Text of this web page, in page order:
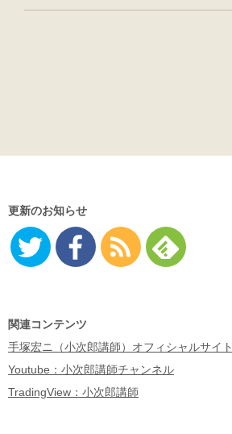
更新のお知らせ
関連コンテンツ
手塚宏ニ（小次郎講師）オフィシャルサイト
Youtube：小次郎講師チャンネル
TradingView：小次郎講師